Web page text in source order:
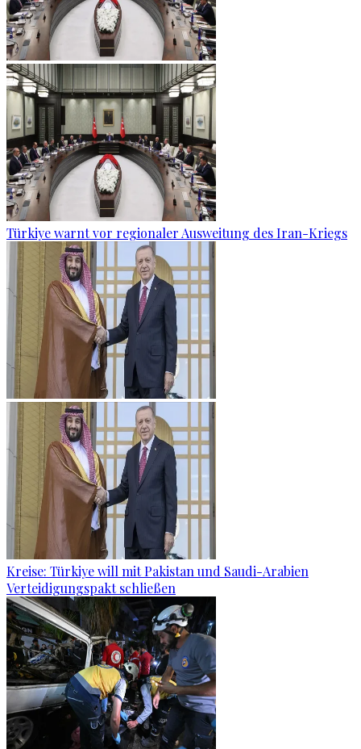
Türkiye warnt vor regionaler Ausweitung des Iran-Kriegs
Kreise: Türkiye will mit Pakistan und Saudi-Arabien
Verteidigungspakt schließen